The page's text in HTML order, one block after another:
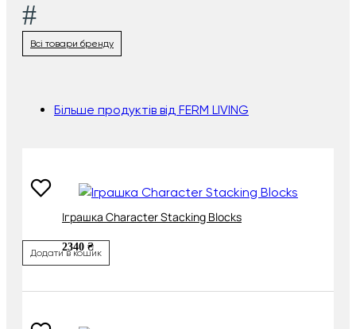
#
Всі товари бренду
Більше продуктів від FERM LIVING
Іграшка Character Stacking Blocks
2340 ₴
Додати в кошик